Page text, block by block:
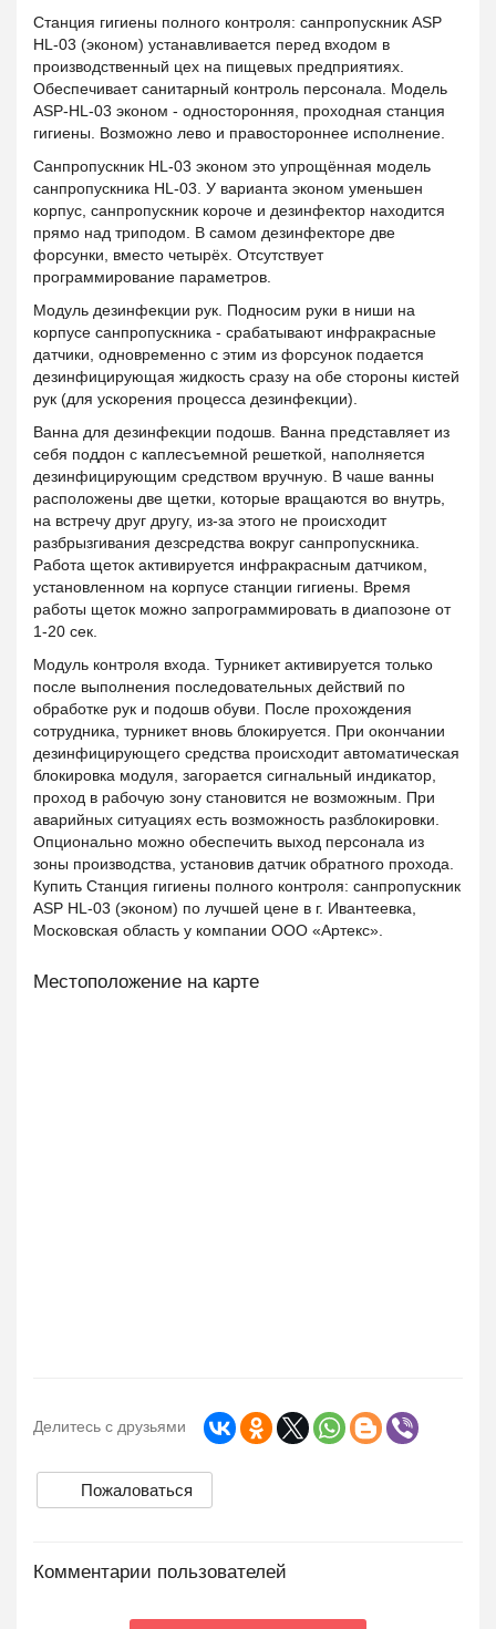
Станция гигиены полного контроля: санпропускник ASP
HL-03 (эконом) устанавливается перед входом в
производственный цех на пищевых предприятиях.
Обеспечивает санитарный контроль персонала. Модель
ASP-HL-03 эконом - односторонняя, проходная станция
гигиены. Возможно лево и правостороннее исполнение.
Санпропускник HL-03 эконом это упрощённая модель
санпропускника HL-03. У варианта эконом уменьшен
корпус, санпропускник короче и дезинфектор находится
прямо над триподом. В самом дезинфекторе две
форсунки, вместо четырёх. Отсутствует
программирование параметров.
Модуль дезинфекции рук. Подносим руки в ниши на
корпусе санпропускника - срабатывают инфракрасные
датчики, одновременно с этим из форсунок подается
дезинфицирующая жидкость сразу на обе стороны кистей
рук (для ускорения процесса дезинфекции).
Ванна для дезинфекции подошв. Ванна представляет из
себя поддон с каплесъемной решеткой, наполняется
дезинфицирующим средством вручную. В чаше ванны
расположены две щетки, которые вращаются во внутрь,
на встречу друг другу, из-за этого не происходит
разбрызгивания дезсредства вокруг санпропускника.
Работа щеток активируется инфракрасным датчиком,
установленном на корпусе станции гигиены. Время
работы щеток можно запрограммировать в диапозоне от
1-20 сек.
Модуль контроля входа. Турникет активируется только
после выполнения последовательных действий по
обработке рук и подошв обуви. После прохождения
сотрудника, турникет вновь блокируется. При окончании
дезинфицирующего средства происходит автоматическая
блокировка модуля, загорается сигнальный индикатор,
проход в рабочую зону становится не возможным. При
аварийных ситуациях есть возможность разблокировки.
Опционально можно обеспечить выход персонала из
зоны производства, установив датчик обратного прохода.
Купить Станция гигиены полного контроля: санпропускник
ASP HL-03 (эконом) по лучшей цене в г. Ивантеевка,
Московская область у компании ООО «Артекс».
Местоположение на карте
Делитесь с друзьями
Пожаловаться
Комментарии пользователей